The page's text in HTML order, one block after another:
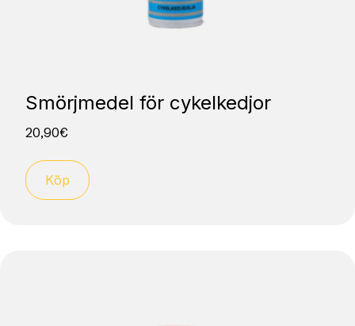
Smörjmedel för cykelkedjor
20,90€
Köp